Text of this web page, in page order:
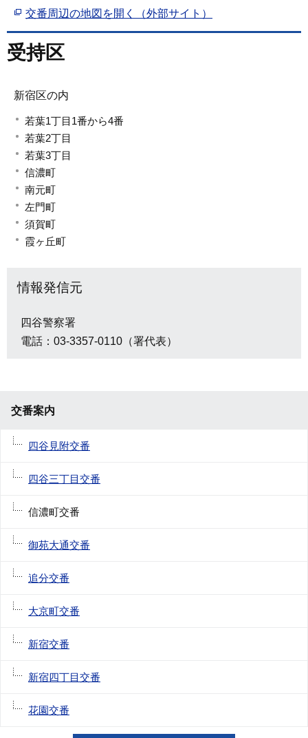
交番周辺の地図を開く（外部サイト）
受持区
新宿区の内
若葉1丁目1番から4番
若葉2丁目
若葉3丁目
信濃町
南元町
左門町
須賀町
霞ヶ丘町
情報発信元
四谷警察署
電話：03-3357-0110（署代表）
交番案内
四谷見附交番
四谷三丁目交番
信濃町交番
御苑大通交番
追分交番
大京町交番
新宿交番
新宿四丁目交番
花園交番